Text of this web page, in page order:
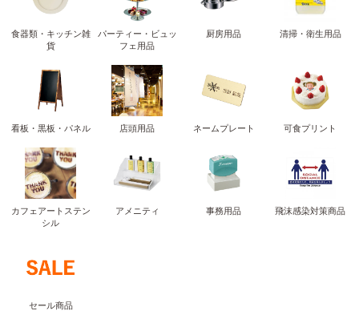
食器類・キッチン雑
貨
パーティー・ビュッ
フェ用品
厨房用品 清掃・衛生用品
看板・黒板・パネル 店頭用品 ネームプレート 可食プリント
カフェアートステン
シル
アメニティ 事務用品 飛沫感染対策商品
セール商品